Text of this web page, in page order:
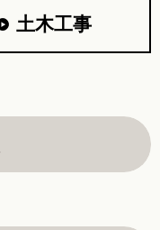
土木工事